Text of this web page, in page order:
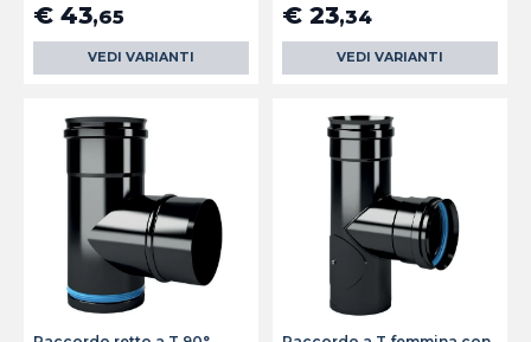
€ 43,65
VEDI VARIANTI
€ 23,34
VEDI VARIANTI